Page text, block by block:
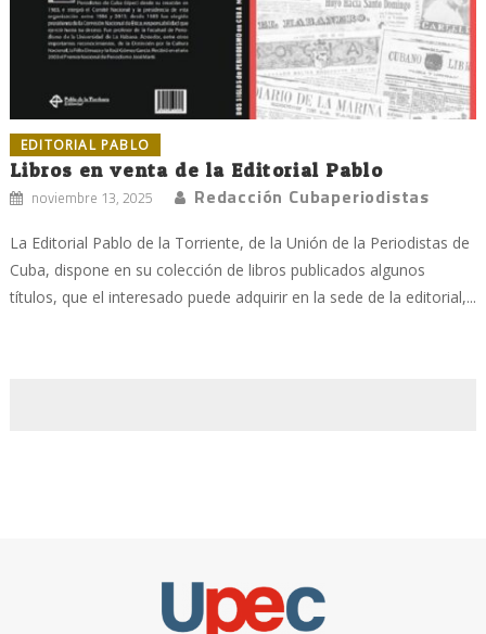
EDITORIAL PABLO
Libros en venta de la Editorial Pablo
noviembre 13, 2025 Redacción Cubaperiodistas
La Editorial Pablo de la Torriente, de la Unión de la Periodistas de
Cuba, dispone en su colección de libros publicados algunos
títulos, que el interesado puede adquirir en la sede de la editorial,...